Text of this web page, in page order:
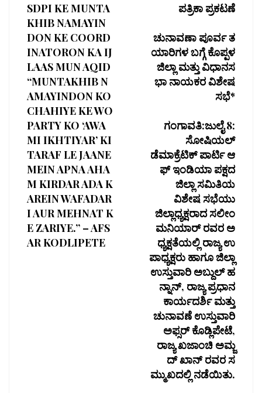
SDPI KE MUNTA
KHIB NAMAYIN
DON KE COORD
INATORON KA IJ
LAAS MUN AQID
“MUNTAKHIB N
AMAYINDON KO
CHAHIYE KE WO
PARTY KO ‘AWA
MI IKHTIYAR’ KI
TARAF LE JAANE
MEIN APNA AHA
M KIRDAR ADA K
AREIN WAFADAR
I AUR MEHNAT K
E ZARIYE.” – AFS
AR KODLIPETE
ಪತ್ರಿಕಾ ಪ್ರಕಟಣೆ
ಚುನಾವಣಾ ಪೂರ್ವ ತ
ಯಾರಿಗಳ ಬಗ್ಗೆ ಕೊಪ್ಪಳ
ಜಿಲ್ಲಾ ಮತ್ತು ವಿಧಾನಸ
ಭಾ ನಾಯಕರ ವಿಶೇಷ
ಸಭೆ*
ಗಂಗಾವತಿ:ಜುಲೈ 8:
ಸೋಷಿಯಲ್
ಡೆಮಾಕ್ರೆಟಿಕ್ ಪಾರ್ಟಿ ಆ
ಫ್ ಇಂಡಿಯಾ ಪಕ್ಷದ
ಜಿಲ್ಲಾ ಸಮಿತಿಯ
ವಿಶೇಷ ಸಭೆಯು
ಜಿಲ್ಲಾಧ್ಯಕ್ಷರಾದ ಸಲೀಂ
ಮನಿಯಾರ್ ರವರ ಅ
ಧ್ಯಕ್ಷತೆಯಲ್ಲಿ ರಾಜ್ಯ ಉ
ಪಾಧ್ಯಕ್ಷರು ಹಾಗೂ ಜಿಲ್ಲಾ
ಉಸ್ತುವಾರಿ ಅಬ್ದುಲ್ ಹ
ನ್ನಾನ್, ರಾಜ್ಯ ಪ್ರಧಾನ
ಕಾರ್ಯದರ್ಶಿ ಮತ್ತು
ಚುನಾವಣೆ ಉಸ್ತುವಾರಿ
ಅಫ್ಸರ್ ಕೊಡ್ಲಿಪೇಟೆ,
ರಾಜ್ಯ ಖಜಾಂಚಿ ಅಮ್ಜ
ದ್ ಖಾನ್ ರವರ ಸ
ಮ್ಮುಖದಲ್ಲಿ ನಡೆಯಿತು.